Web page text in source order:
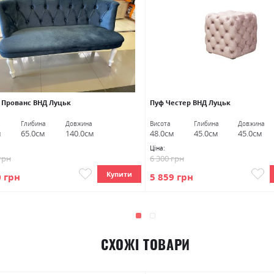
ВНД Луцьк
Глибина
65.0см
Довжина
140.0см
грн Купити
Пуф Честер ВНД Луцьк
Висота
48.0см
Глибина
45.0см
Довжина
45.0см
Ціна:
5 859 грн
6 300 грн
СХОЖІ ТОВАРИ